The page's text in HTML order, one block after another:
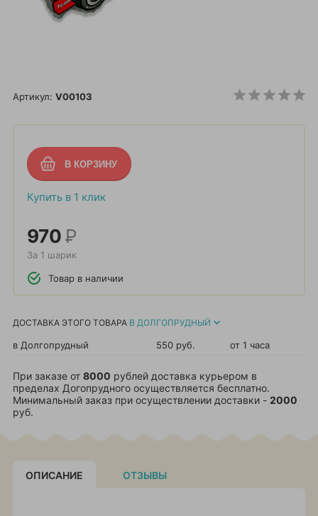
Артикул: V00103
Купить в 1 клик
970Р
За 1 шарик
Товар в наличии
ДОСТАВКА ЭТОГО ТОВАРА В ДОЛГОПРУДНЫЙ
в Долгопрудный 550 руб. от 1 часа
При заказе от 8000 рублей доставка курьером в
пределах Догопрудного осуществляется бесплатно.
Минимальный заказ при осуществлении доставки - 2000
руб.
ОПИСАНИЕ ОТЗЫВЫ